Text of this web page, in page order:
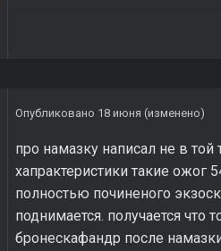
Опубликовано 18 июня (изменено)
про намазку написал не в той
хапрактеристики такие ожог
полностью починеного
поднимается. получается что
бронескафандр после